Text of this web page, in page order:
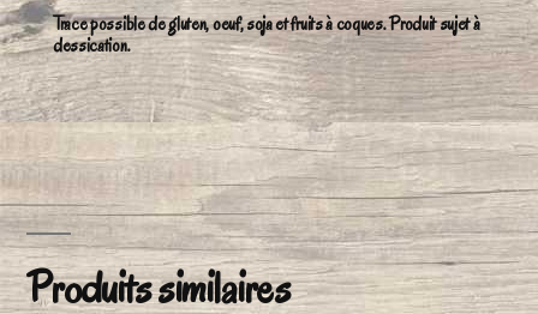
Trace possible de gluten, oeuf, soja et fruits à coques. Produit sujet à
dessication.
Produits similaires